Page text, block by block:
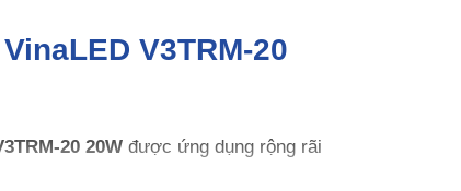
V3TRM-20
20 20Wđược ứng dụng rộng rãi